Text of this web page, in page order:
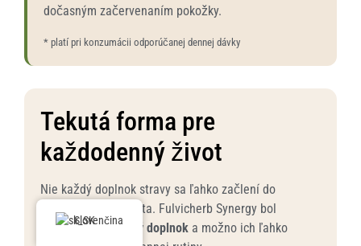
dočasným začervenaním pokožky.
* platí pri konzumácii odporúčanej dennej dávky
Tekutá forma pre
každodenný život
Nie každý doplnok stravy sa ľahko začlení do
každodenného života. Fulvicherb Synergy bol
vyvinutý akoTekutý doplnok a možno ich ľahko
Slovenčina